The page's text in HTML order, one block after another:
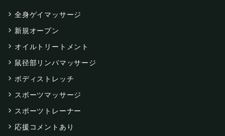
全身ゲイマッサージ
新規オープン
オイルトリートメント
鼠径部リンパマッサージ
ボディストレッチ
スポーツマッサージ
スポーツトレーナー
応援コメントあり